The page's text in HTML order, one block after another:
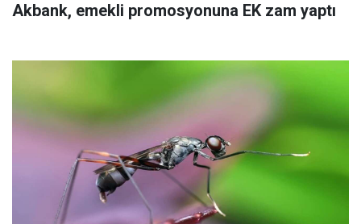
Akbank, emekli promosyonuna EK zam yaptı